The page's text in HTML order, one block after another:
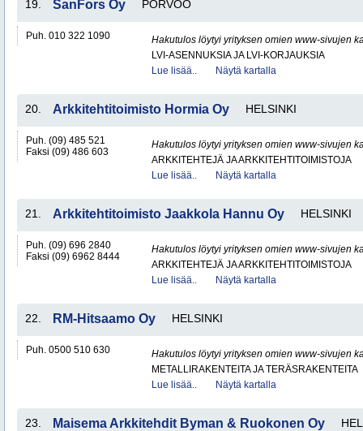
19. SanFors Oy PORVOO
Puh. 010 322 1090
Hakutulos löytyi yrityksen omien www-sivujen
LVI-ASENNUKSIA JA LVI-KORJAUKSIA
Lue lisää..
Näytä kartalla
20. Arkkitehtitoimisto Hormia Oy HELSINKI
Puh. (09) 485 521
Faksi (09) 486 603
Hakutulos löytyi yrityksen omien www-sivujen
ARKKITEHTEJÄ JA ARKKITEHTITOIMISTOJA
Lue lisää..
Näytä kartalla
21. Arkkitehtitoimisto Jaakkola Hannu Oy HELSINKI
Puh. (09) 696 2840
Faksi (09) 6962 8444
Hakutulos löytyi yrityksen omien www-sivujen
ARKKITEHTEJÄ JA ARKKITEHTITOIMISTOJA
Lue lisää..
Näytä kartalla
22. RM-Hitsaamo Oy HELSINKI
Puh. 0500 510 630
Hakutulos löytyi yrityksen omien www-sivujen
METALLIRAKENTEITA JA TERÄSRAKENTEITA
Lue lisää..
Näytä kartalla
23. Maisema Arkkitehdit Byman & Ruokonen Oy